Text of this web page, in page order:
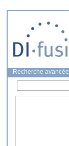
Recherche avancée